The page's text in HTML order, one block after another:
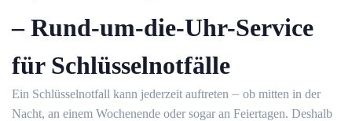
– Rund-um-die-Uhr-Service
für Schlüsselnotfälle
Ein Schlüsselnotfall kann jederzeit auftreten ⏤ ob mitten in der
Nacht, an einem Wochenende oder sogar an Feiertagen.​ Deshalb